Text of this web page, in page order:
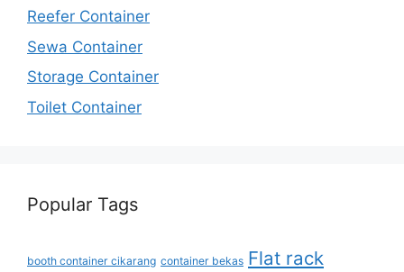
Reefer Container
Sewa Container
Storage Container
Toilet Container
Popular Tags
booth container cikarang container bekas Flat rack